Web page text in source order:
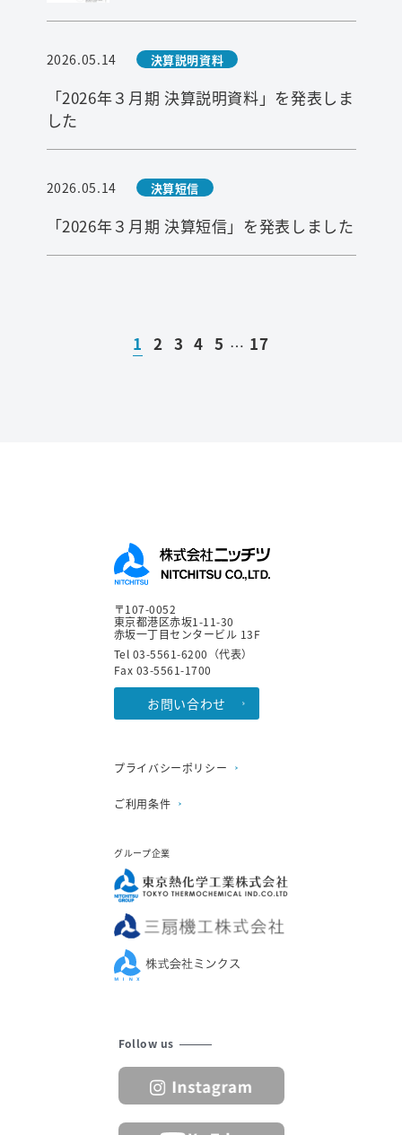
2026.05.14 決算説明資料
「2026年３月期 決算説明資料」を発表しま
した
2026.05.14 決算短信
「2026年３月期 決算短信」を発表しました
1 2 3 4 5 … 17
〒107-0052
東京都港区赤坂1-11-30
赤坂一丁目センタービル 13F
Tel 03-5561-6200（代表）
Fax 03-5561-1700
お問い合わせ
プライバシーポリシー
ご利用条件
グループ企業
Follow us